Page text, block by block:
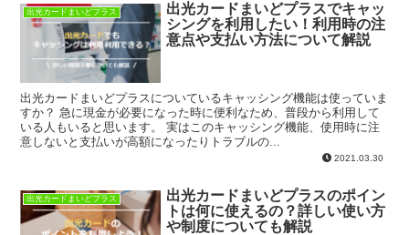
出光カードまいどプラス
出光カードまいどプラスでキャッ
シングを利用したい！利用時の注
意点や支払い方法について解説
出光カードまいどプラスについているキャッシング機能は使っていま
すか？ 急に現金が必要になった時に便利なため、普段から利用して
いる人もいると思います。 実はこのキャッシング機能、使用時に注
意しないと支払いが高額になったりトラブルの...
2021.03.30
出光カードまいどプラス
出光カードまいどプラスのポイン
トは何に使えるの？詳しい使い方
や制度についても解説